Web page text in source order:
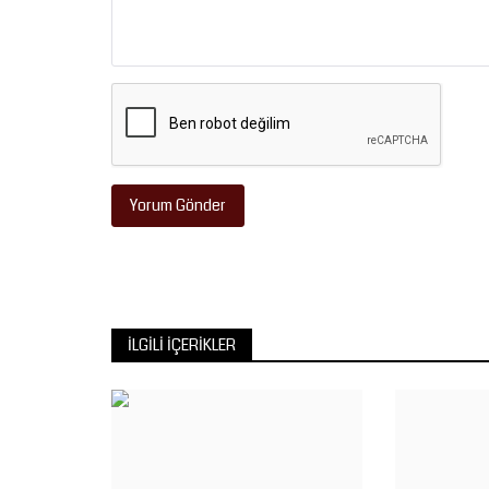
Yorum Gönder
İLGILI İÇERIKLER